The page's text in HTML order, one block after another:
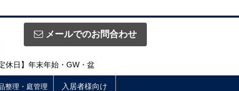
メールでのお問合わせ
休日】年末年始・GW・盆
整理・庭管理 入居者様向け